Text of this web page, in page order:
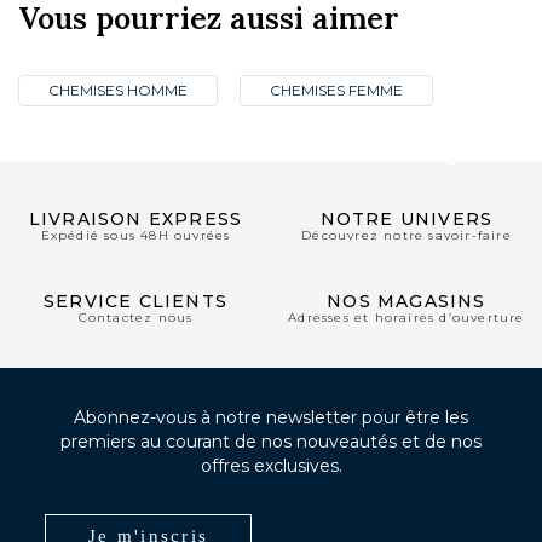
Vous pourriez aussi aimer
CHEMISES HOMME CHEMISES FEMME
LIVRAISON EXPRESS
Expédié sous 48H ouvrées
NOTRE UNIVERS
Découvrez notre savoir-faire
SERVICE CLIENTS
Contactez nous
NOS MAGASINS
Adresses et horaires d’ouverture
Abonnez-vous à notre newsletter pour être les
premiers au courant de nos nouveautés et de nos
offres exclusives.
Je m'inscris